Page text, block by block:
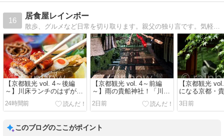
16
居食屋レインボー
散歩、グルメなど日常を切り取ります。親父の独り言です。気軽に覗いてください。
【京都観光 vol. 4～後編
～】川床ランチのはずがテ
ラス席！？でも、絶品「山
水御膳」で夏を満喫
24時間前
【京都観光 vol. 4～前編
～】雨の貴船神社！「川床
ランチ」は幻に⁉
2日前
【京都観光
になる京都・
でも雨はNGで
3日前
このブログのここがポイント